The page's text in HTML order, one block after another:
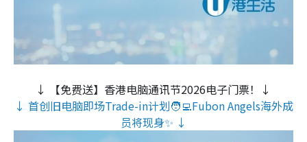
↓ 【免费送】香港电脑通讯节2026电子门票！↓
↓ 首创旧电脑即场Trade-in计划🧑‍💻Fubon Angels海外成
员将现身✨ ↓